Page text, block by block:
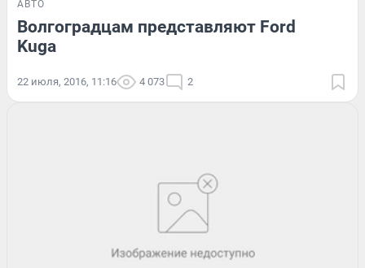
АВТО
Волгоградцам представляют Ford
Kuga
22 июля, 2016, 11:16 4 073 2